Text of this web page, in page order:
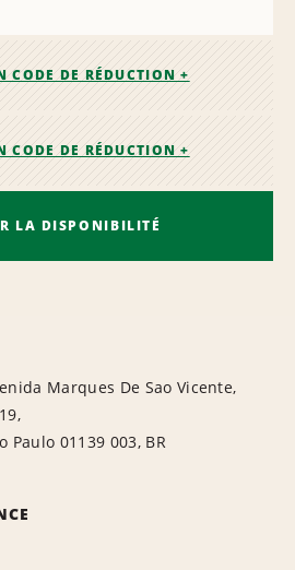
CODE DE RÉDUCTION +
CODE DE RÉDUCTION +
LA DISPONIBILITÉ
Marques De Sao Vicente,
Paulo 01139 003, BR